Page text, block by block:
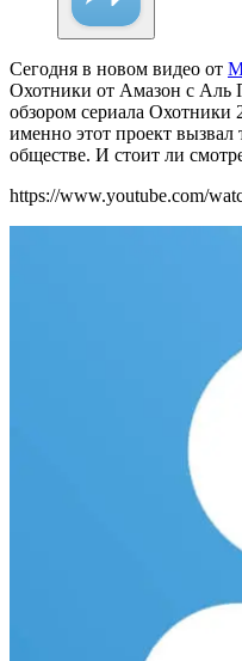
Сегодня в новом видео от
Охотники от Амазон с Аль
обзором сериала Охотники
именно этот проект вызвал
обществе. И стоит ли
https://www.youtube.com/